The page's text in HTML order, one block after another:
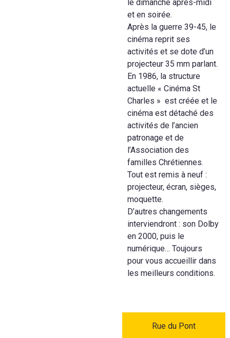
le dimanche après-midi
et en soirée.
Après la guerre 39-45, le
cinéma reprit ses
activités et se dote d’un
projecteur 35 mm parlant.
En 1986, la structure
actuelle « Cinéma St
Charles » est créée et le
cinéma est détaché des
activités de l’ancien
patronage et de
l’Association des
familles Chrétiennes.
Tout est remis à neuf :
projecteur, écran, sièges,
moquette.
D’autres changements
interviendront : son Dolby
en 2000, puis le
numérique… Toujours
pour vous accueillir dans
les meilleurs conditions.
Rue du Pont